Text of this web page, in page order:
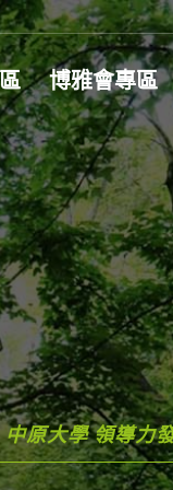
博雅會專區
中原大學 領導力